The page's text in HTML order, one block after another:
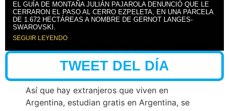
EL GUÍA DE MONTAÑA JULIÁN PAJAROLA DENUNCIÓ QUE LE
CERRARON EL PASO AL CERRO EZPELETA, EN UNA PARCELA
DE 1.672 HECTÁREAS A NOMBRE DE GERNOT LANGES-
SWAROVSKI.
SEGUIR LEYENDO
TWEET DEL DÍA
Así que hay extranjeros que viven en
Argentina, estudian gratis en Argentina, se